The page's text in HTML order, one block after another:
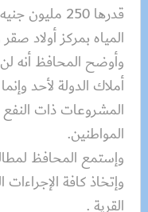
قدرها 250
المياه بمركز أولاد
وأوضح المحافظ أنه
أملاك الدولة لأحد
المشروعات ذات النفع
المواطنين.
وإستمع المحافظ
وإتخاذ كافة الإجراءات
القرية .